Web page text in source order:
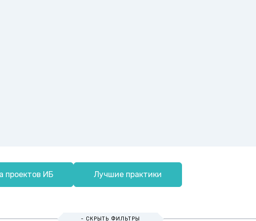
проектов ИБ Лучшие практики
- СКРЫТЬ ФИЛЬТРЫ